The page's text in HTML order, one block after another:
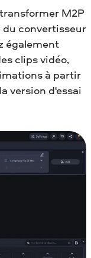
M2P
du convertisseur
également
clips vidéo,
à partir
version d'essai